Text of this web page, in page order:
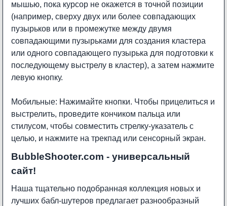
мышью, пока курсор не окажется в точной позиции
(например, сверху двух или более совпадающих
пузырьков или в промежутке между двумя
совпадающими пузырьками для создания кластера
или одного совпадающего пузырька для подготовки к
последующему выстрелу в кластер), а затем нажмите
левую кнопку.
Мобильные: Нажимайте кнопки. Чтобы прицелиться и
выстрелить, проведите кончиком пальца или
стилусом, чтобы совместить стрелку-указатель с
целью, и нажмите на трекпад или сенсорный экран.
BubbleShooter.com - универсальный
сайт!
Наша тщательно подобранная коллекция новых и
лучших бабл-шутеров предлагает разнообразный